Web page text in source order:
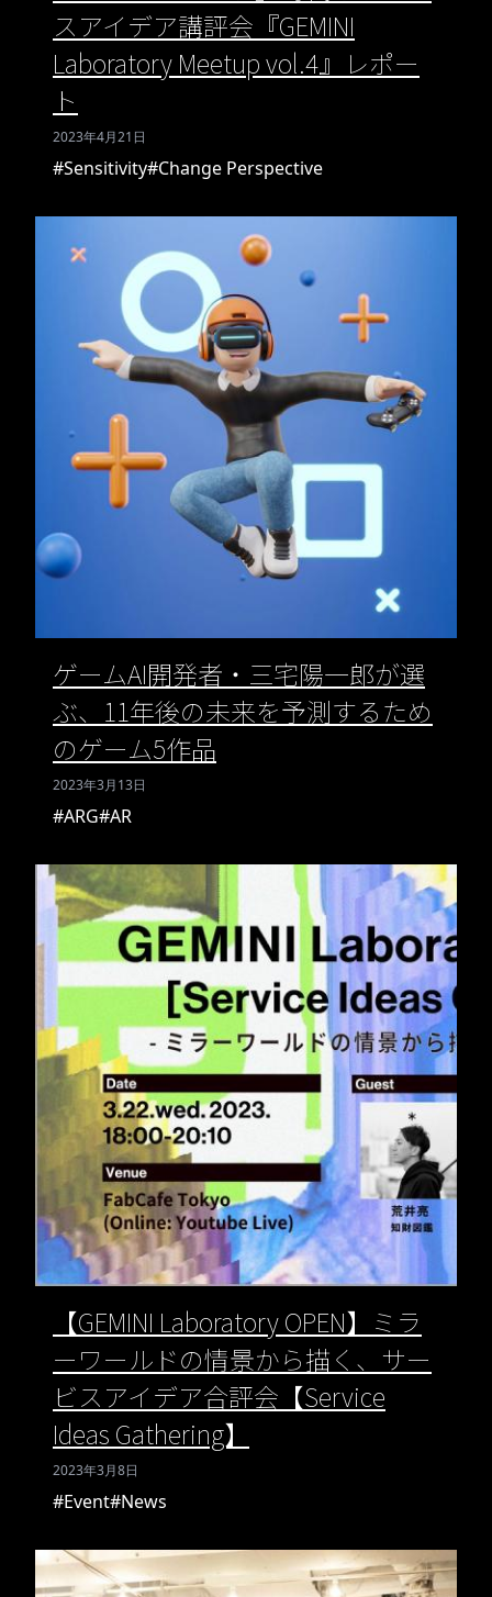
スアイデア講評会『GEMINI
Laboratory Meetup vol.4』レポー
ト
2023年4月21日
#Sensitivity#Change Perspective
ゲームAI開発者・三宅陽一郎が選
ぶ、11年後の未来を予測するため
のゲーム5作品
2023年3月13日
#ARG#AR
【GEMINI Laboratory OPEN】ミラ
ーワールドの情景から描く、サー
ビスアイデア合評会【Service
Ideas Gathering】
2023年3月8日
#Event#News